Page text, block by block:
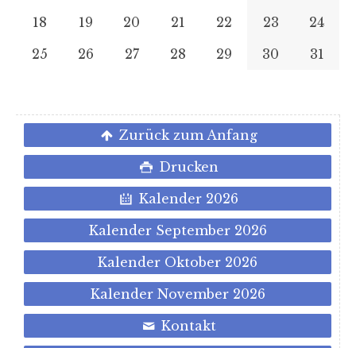
18
19 20 21 22 23
24
25
26 27 28 29 30 31
Zurück zum Anfang
Drucken
Kalender 2026
Kalender September 2026
Kalender Oktober 2026
Kalender November 2026
Kontakt